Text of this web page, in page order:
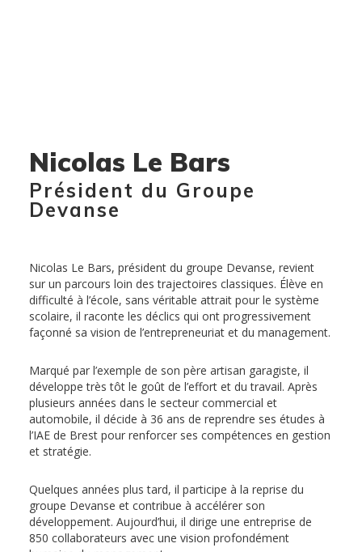
Nicolas Le Bars
Président du Groupe
Devanse
Nicolas Le Bars, président du groupe Devanse, revient
sur un parcours loin des trajectoires classiques. Élève en
difficulté à l’école, sans véritable attrait pour le système
scolaire, il raconte les déclics qui ont progressivement
façonné sa vision de l’entrepreneuriat et du management.
Marqué par l’exemple de son père artisan garagiste, il
développe très tôt le goût de l’effort et du travail. Après
plusieurs années dans le secteur commercial et
automobile, il décide à 36 ans de reprendre ses études à
l’IAE de Brest pour renforcer ses compétences en gestion
et stratégie.
Quelques années plus tard, il participe à la reprise du
groupe Devanse et contribue à accélérer son
développement. Aujourd’hui, il dirige une entreprise de
850 collaborateurs avec une vision profondément